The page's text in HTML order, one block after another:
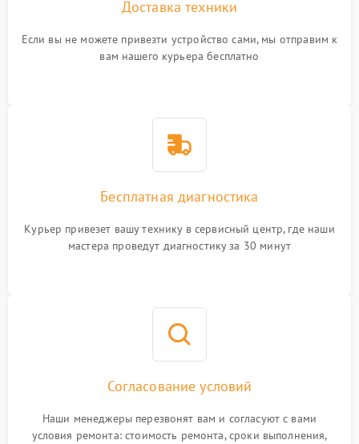
Доставка техники
Если вы не можете привезти устройство сами, мы отправим к
вам нашего курьера бесплатно
Бесплатная диагностика
Курьер привезет вашу технику в сервисный центр, где наши
мастера проведут диагностику за 30 минут
Согласование условий
Наши менеджеры перезвонят вам и согласуют с вами
условия ремонта: стоимость ремонта, сроки выполнения,